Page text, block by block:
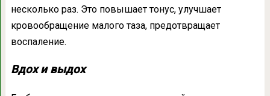
несколько раз. Это повышает тонус, улучшает
кровообращение малого таза, предотвращает
воспаление.
Вдох и выдох